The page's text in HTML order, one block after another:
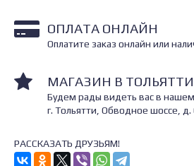
ОПЛАТА ОНЛАЙН
Оплатите заказ онлайн или
МАГАЗИН В ТОЛЬЯТТИ
Будем рады видеть вас в
г. Тольятти, Обводное шоссе, д.
РАССКАЗАТЬ ДРУЗЬЯМ!